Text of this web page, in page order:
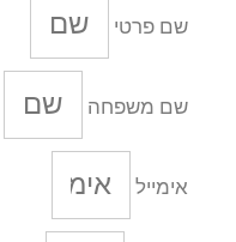
שם פרטי
שם משפחה
אימייל